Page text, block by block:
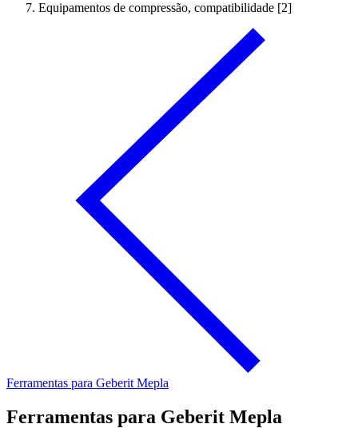
Equipamentos de compressão, compatibilidade [2]
Ferramentas para Geberit Mepla
Ferramentas para Geberit Mepla